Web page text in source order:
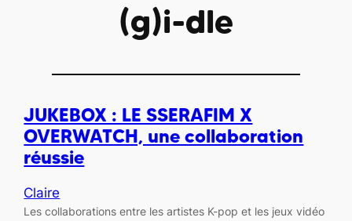
(g)i-dle
JUKEBOX : LE SSERAFIM X
OVERWATCH, une collaboration
réussie
Claire
Les collaborations entre les artistes K-pop et les jeux vidéo